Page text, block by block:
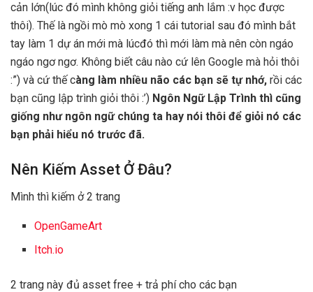
cản lớn(lúc đó mình không giỏi tiếng anh lắm :v học được
thôi). Thế là ngồi mò mò xong 1 cái tutorial sau đó mình bắt
tay làm 1 dự án mới mà lúcđó thì mới làm mà nên còn ngáo
ngáo ngơ ngơ. Không biết câu nào cứ lên Google mà hỏi thôi
:”) và cứ thế càng làm nhiều não các bạn sẽ tự nhớ, rồi các
bạn cũng lập trình giỏi thôi :’) Ngôn Ngữ Lập Trình thì cũng
giống như ngôn ngữ chúng ta hay nói thôi để giỏi nó các
bạn phải hiểu nó trước đã.
Nên Kiếm Asset Ở Đâu?
Mình thì kiếm ở 2 trang
OpenGameArt
Itch.io
2 trang này đủ asset free + trả phí cho các bạn